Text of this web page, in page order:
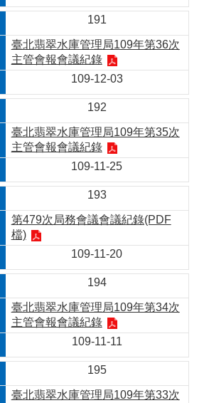
191
臺北翡翠水庫管理局109年第36次
主管會報會議紀錄
109-12-03
192
臺北翡翠水庫管理局109年第35次
主管會報會議紀錄
109-11-25
193
第479次局務會議會議紀錄(PDF
檔)
109-11-20
194
臺北翡翠水庫管理局109年第34次
主管會報會議紀錄
109-11-11
195
臺北翡翠水庫管理局109年第33次